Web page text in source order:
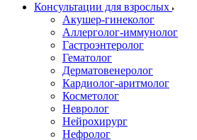
Консультации для взрослых
Акушер-гинеколог
Аллерголог-иммунолог
Гастроэнтеролог
Гематолог
Дерматовенеролог
Кардиолог-аритмолог
Косметолог
Невролог
Нейрохирург
Нефролог